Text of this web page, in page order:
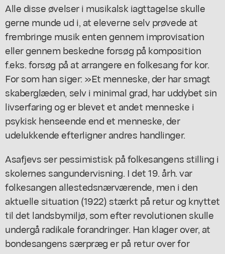
Alle disse øvelser i musikalsk iagttagelse skulle
gerne munde ud i, at eleverne selv prøvede at
frembringe musik enten gennem improvisation
eller gennem beskedne forsøg på komposition
f.eks. forsøg på at arrangere en folkesang for kor.
For som han siger: »Et menneske, der har smagt
skaberglæden, selv i minimal grad, har uddybet sin
livserfaring og er blevet et andet menneske i
psykisk henseende end et menneske, der
udelukkende efterligner andres handlinger.
Asafjevs ser pessimistisk på folkesangens stilling i
skolernes sangundervisning. I det 19. årh. var
folkesangen allestedsnærværende, men i den
aktuelle situation (1922) stærkt på retur og knyttet
til det landsbymiljø, som efter revolutionen skulle
undergå radikale forandringer. Han klager over, at
bondesangens særpræg er på retur over for